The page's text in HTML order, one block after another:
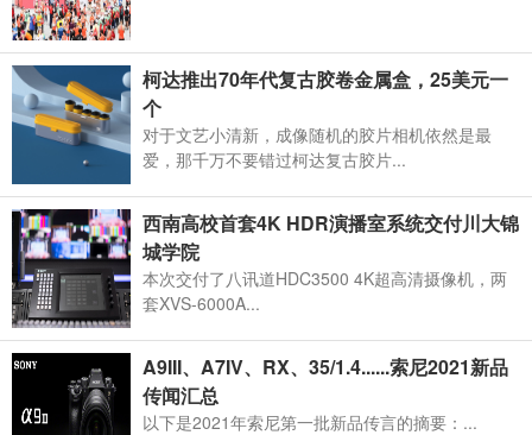
柯达推出70年代复古胶卷金属盒，25美元一
个
对于文艺小清新，成像随机的胶片相机依然是最
爱，那千万不要错过柯达复古胶片...
西南高校首套4K HDR演播室系统交付川大锦
城学院
本次交付了八讯道HDC3500 4K超高清摄像机，两
套XVS-6000A...
A9III、A7IV、RX、35/1.4......索尼2021新品
传闻汇总
以下是2021年索尼第一批新品传言的摘要：...